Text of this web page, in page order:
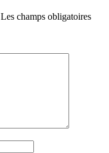
Les champs obligatoires